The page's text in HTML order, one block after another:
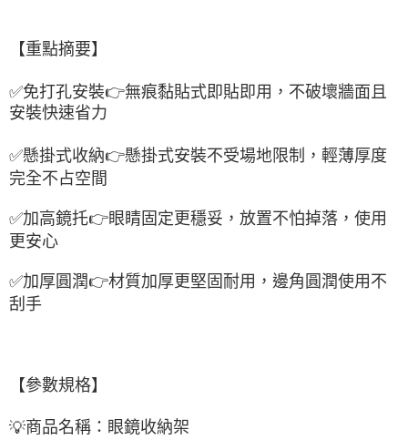
【重點摘要】
✅免打孔安裝👉無痕黏貼式即貼即用，不破壞牆面且
安裝快速省力
✅懸掛式收納👉懸掛式安裝不受場地限制，輕薄厚度
完全不占空間
✅加高鏡托👉眼睛固定更穩妥，放置不怕掉落，使用
更安心
✅加厚圓潤👉材質加厚更堅固耐用，邊角圓潤使用不
刮手
【參數規格】
💡商品名稱：眼鏡收納架